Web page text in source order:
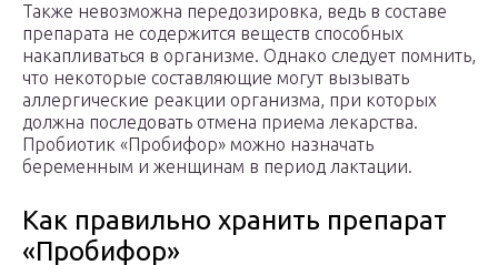
Также невозможна передозировка, ведь в составе
препарата не содержится веществ способных
накапливаться в организме. Однако следует помнить,
что некоторые составляющие могут вызывать
аллергические реакции организма, при которых
должна последовать отмена приема лекарства.
Пробиотик «Пробифор» можно назначать
беременным и женщинам в период лактации.
Как правильно хранить препарат
«Пробифор»